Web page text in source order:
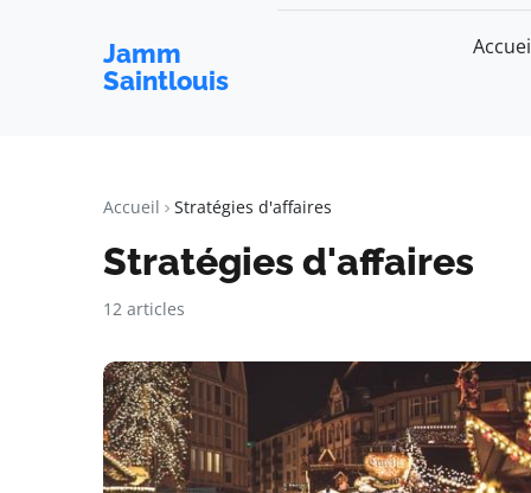
Jamm
Saintlouis
Accueil Stratégies d'affaires
Stratégies d'affaires
12 articles